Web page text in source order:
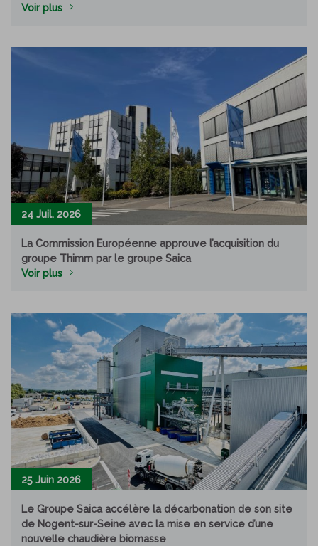
Voir plus
24 Juil. 2026
La Commission Européenne approuve l’acquisition du
groupe Thimm par le groupe Saica
Voir plus
25 Juin 2026
Le Groupe Saica accélère la décarbonation de son site
de Nogent-sur-Seine avec la mise en service d’une
nouvelle chaudière biomasse